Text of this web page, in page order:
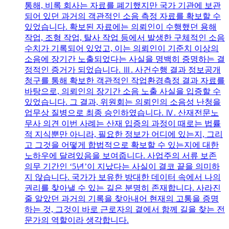
통해, 비록 회사는 자료를 폐기했지만 국가 기관에 보관
되어 있던 과거의 객관적인 소음 측정 자료를 확보할 수
있었습니다. 확보된 자료에는 의뢰인이 수행했던 용해
작업, 조형 작업, 탈사 작업 등에서 발생한 구체적인 소음
수치가 기록되어 있었고, 이는 의뢰인이 기준치 이상의
소음에 장기간 노출되었다는 사실을 명백히 증명하는 결
정적인 증거가 되었습니다. Ⅲ. 사건수행 결과 정보공개
청구를 통해 확보한 객관적인 작업환경측정 결과 자료를
바탕으로, 의뢰인의 장기간 소음 노출 사실을 입증할 수
있었습니다. 그 결과, 위원회는 의뢰인의 소음성 난청을
업무상 질병으로 최종 승인하였습니다. Ⅳ. 산재전문노
무사 의견 이번 사례는 산재 입증의 과정이 때로는 법률
적 지식뿐만 아니라, 필요한 정보가 어디에 있는지, 그리
고 그것을 어떻게 합법적으로 확보할 수 있는지에 대한
노하우에 달려있음을 보여줍니다. 사업주의 서류 보존
의무 기간인 ‘5년’이 지났다는 사실이 결코 끝을 의미하
지 않습니다. 국가가 보유한 방대한 데이터 속에서 나의
권리를 찾아낼 수 있는 길은 분명히 존재합니다. 사라진
줄 알았던 과거의 기록을 찾아내어 현재의 고통을 증명
하는 것, 그것이 바로 근로자의 곁에서 함께 길을 찾는 전
문가의 역할이라 생각합니다.